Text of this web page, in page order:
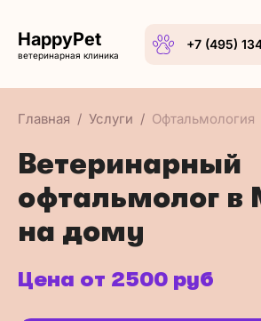
HappyPet
ветеринарная клиника
+7 (495)
Главная Услуги Офтальмология
Ветеринарный
офтальмолог в
на дому
Цена от 2500 руб